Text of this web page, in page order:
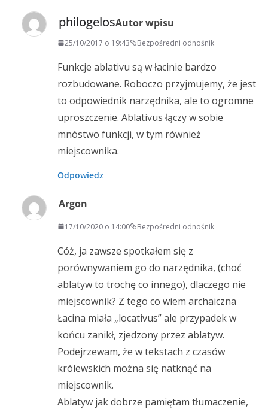
philogelosAutor wpisu
25/10/2017 o 19:43 Bezpośredni odnośnik
Funkcje ablativu są w łacinie bardzo
rozbudowane. Roboczo przyjmujemy, że jest
to odpowiednik narzędnika, ale to ogromne
uproszczenie. Ablativus łączy w sobie
mnóstwo funkcji, w tym również
miejscownika.
Odpowiedz
Argon
17/10/2020 o 14:00 Bezpośredni odnośnik
Cóż, ja zawsze spotkałem się z
porównywaniem go do narzędnika, (choć
ablatyw to trochę co innego), dlaczego nie
miejscownik? Z tego co wiem archaiczna
Łacina miała „locativus” ale przypadek w
końcu zanikł, zjedzony przez ablatyw.
Podejrzewam, że w tekstach z czasów
królewskich można się natknąć na
miejscownik.
Ablatyw jak dobrze pamiętam tłumaczenie,